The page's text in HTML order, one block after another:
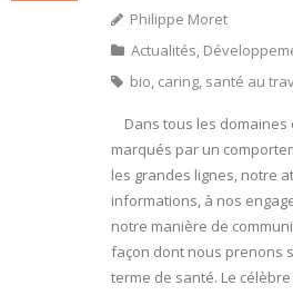
- Triangle de Karpman
- Quality Teams
- L'intelligence émotionnelle
COACHING et CONSULTING
- Coaching
Philippe Moret
Actualités,
bio, caring, santé au
Dans tous les domaines
marqués par un
les grandes lignes, notre
informations, à nos
notre manière de
façon dont nous prenons
terme de santé. Le célèbre